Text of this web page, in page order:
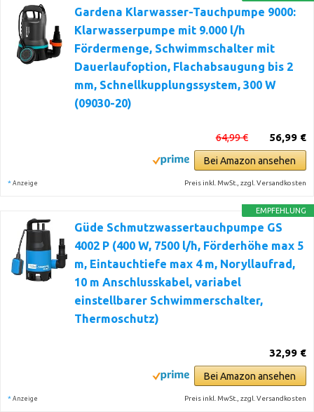
Gardena Klarwasser-Tauchpumpe 9000:
Klarwasserpumpe mit 9.000 l/h
Fördermenge, Schwimmschalter mit
Dauerlaufoption, Flachabsaugung bis 2
mm, Schnellkupplungssystem, 300 W
(09030-20)
56,99 €
64,99 €
Bei Amazon ansehen
* Anzeige Preis inkl. MwSt., zzgl. Versandkosten
EMPFEHLUNG
Güde Schmutzwassertauchpumpe GS
4002 P (400 W, 7500 l/h, Förderhöhe max 5
m, Eintauchtiefe max 4 m, Noryllaufrad,
10 m Anschlusskabel, variabel
einstellbarer Schwimmerschalter,
Thermoschutz)
32,99 €
Bei Amazon ansehen
* Anzeige Preis inkl. MwSt., zzgl. Versandkosten